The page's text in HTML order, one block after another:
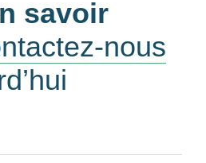
savoir
nous